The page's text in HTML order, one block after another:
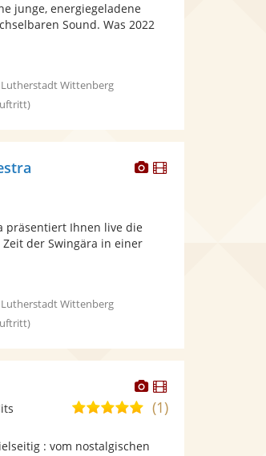
bereit.
Sternen
junge, energiegeladene
Sound. Was 2022
Wittenberg
DieserDieser
präsentiert Ihnen live die
der Swingära in einer
Wittenberg
Dieser
Künstler
stellt
Dieser
Künstler
4,8
5
(1)
: vom nostalgischen